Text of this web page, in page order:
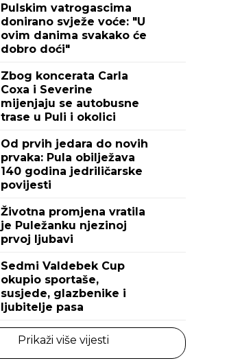
Pulskim vatrogascima
donirano svježe voće: "U
ovim danima svakako će
dobro doći"
Zbog koncerata Carla
Coxa i Severine
mijenjaju se autobusne
trase u Puli i okolici
Od prvih jedara do novih
prvaka: Pula obilježava
140 godina jedriličarske
povijesti
Životna promjena vratila
je Puležanku njezinoj
prvoj ljubavi
Sedmi Valdebek Cup
okupio sportaše,
susjede, glazbenike i
ljubitelje pasa
Prikaži više vijesti